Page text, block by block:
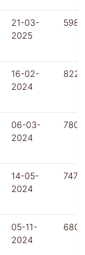
21-03-
2025
598
16-02-
2024
822
06-03-
2024
780
14-05-
2024
747
05-11-
2024
680